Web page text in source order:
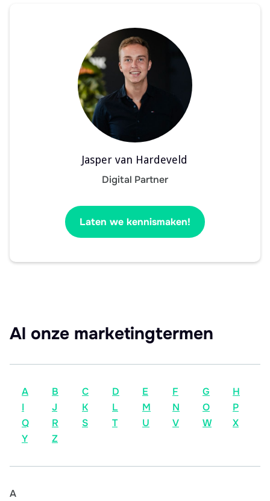
Jasper van Hardeveld
Digital Partner
Laten we kennismaken!
Al onze marketingtermen
A B C D E F G
H
I
J K L M N O
P
Q
R S T U V W
X
Y
Z
A